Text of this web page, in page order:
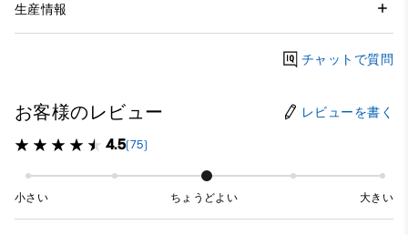
生産情報
チャットで質問
お客様のレビュー レビューを書く
4.5(75)
小さい ちょうどよい 大きい